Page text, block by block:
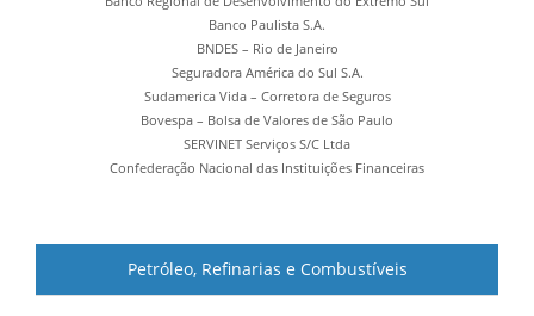
Banco Paulista S.A.
BNDES – Rio de Janeiro
Seguradora América do Sul S.A.
Sudamerica Vida – Corretora de Seguros
Bovespa – Bolsa de Valores de São Paulo
SERVINET Serviços S/C Ltda
Confederação Nacional das Instituições Financeiras
Petróleo, Refinarias e Combustíveis